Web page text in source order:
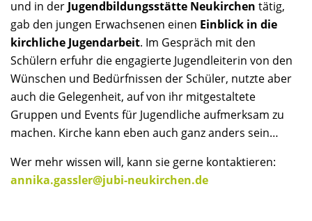
und in der Jugendbildungsstätte Neukirchen tätig,
gab den jungen Erwachsenen einen Einblick in die
kirchliche Jugendarbeit. Im Gespräch mit den
Schülern erfuhr die engagierte Jugendleiterin von den
Wünschen und Bedürfnissen der Schüler, nutzte aber
auch die Gelegenheit, auf von ihr mitgestaltete
Gruppen und Events für Jugendliche aufmerksam zu
machen. Kirche kann eben auch ganz anders sein…
Wer mehr wissen will, kann sie gerne kontaktieren:
annika.gassler@jubi-neukirchen.de